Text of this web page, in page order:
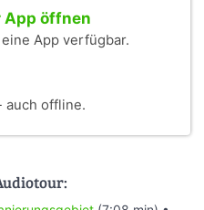
App öffnen
App verfügbar.
auch offline.